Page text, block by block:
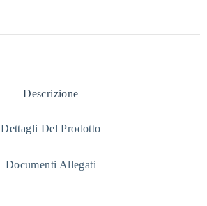
Descrizione
Dettagli Del Prodotto
Documenti Allegati